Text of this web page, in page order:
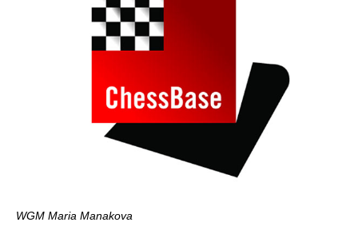
WGM Maria Manakova